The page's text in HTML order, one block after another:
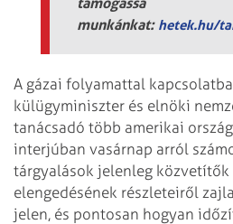
munkánkat: hetek.hu/
A gázai folyamattal
külügyminiszter és elnöki
tanácsadó több amerikai
interjúban vasárnap arról
tárgyalások jelenleg
elengedésének részleteiről
jelen, és pontosan hogyan